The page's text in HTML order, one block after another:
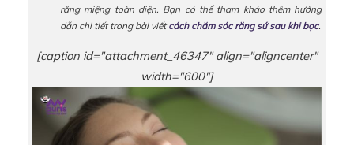
răng miệng toàn diện. Bạn có thể tham khảo thêm hướng
dẫn chi tiết trong bài viếtcách chăm sóc răng sứ sau khi bọc.
[caption id="attachment_46347" align="aligncenter"
width="600"]